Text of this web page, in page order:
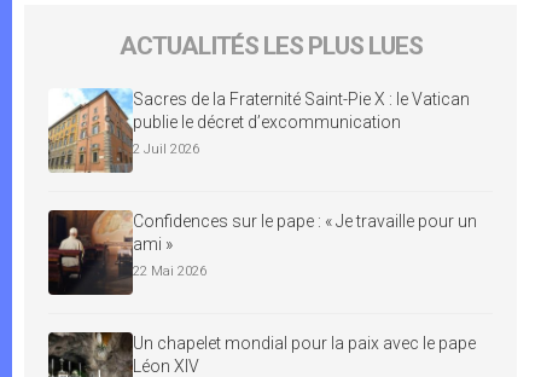
ACTUALITÉS LES PLUS LUES
Sacres de la Fraternité Saint-Pie X : le Vatican
publie le décret d’excommunication
2 Juil 2026
Confidences sur le pape : « Je travaille pour un
ami »
22 Mai 2026
Un chapelet mondial pour la paix avec le pape
Léon XIV